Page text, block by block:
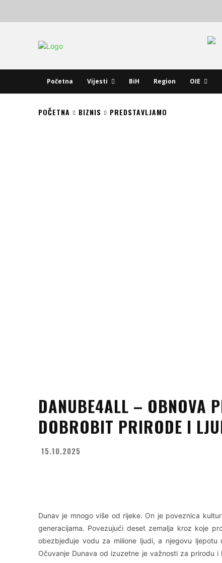
Početna Vijesti BiH Region OIE
POČETNA BIZNIS PREDSTAVLJAMO
DANUBE4ALL – OBNOVA
DOBROBIT PRIRODE I
15.10.2025
Dunav je mnogo više od rijeke. On je poveznica
generacijama. Povezujući deset zemalja kroz koje
obezbjeđuje vodu za milione ljudi, a njegovu
Očuvanje Dunava od izuzetne je važnosti za prirodu